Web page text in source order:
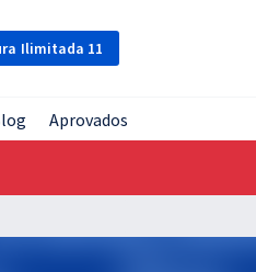
Ilimitada 11
Aprovados